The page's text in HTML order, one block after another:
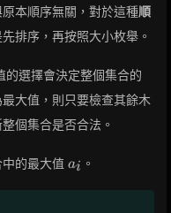
本順序無關，對於這種順
排序，再按照大小枚舉。
的選擇會決定整個集合的
大值，則只要檢查其餘木
個集合是否合法。
的最大值 a_i
ai 。